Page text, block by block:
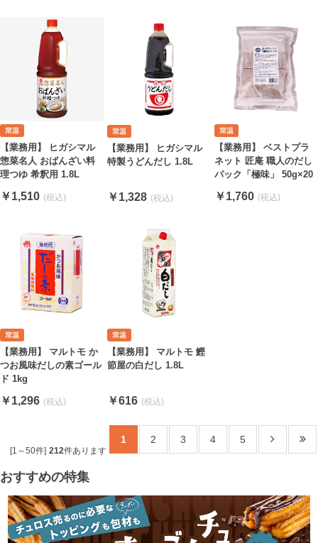
【業務用】 ヒガシマル
惣菜名人 おばんざい料
理つゆ 希釈用 1.8L
￥1,510
【業務用】 ヒガシマル
特製うどんだし 1.8L
￥1,328
【業務用】 ベストプラ
ネット 匠庵 職人のだし
パック「極味」 50g×20
￥1,760
【業務用】 マルトモ か
つお風味だしの素ゴール
ド 1kg
￥1,296
【業務用】 マルトモ 鰹
節屋の白だし 1.8L
￥616
[1～50件] 212件あります
1 2 3 4 5
おすすめの特集